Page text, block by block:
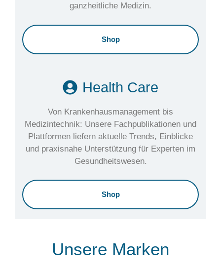
ganzheitliche Medizin.
Shop
Health Care
Von Krankenhausmanagement bis
Medizintechnik: Unsere Fachpublikationen und
Plattformen liefern aktuelle Trends, Einblicke
und praxisnahe Unterstützung für Experten im
Gesundheitswesen.
Shop
Unsere Marken